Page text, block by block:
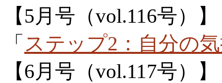
【5月号（vol.116号）】
「 ステップ2：自分の
【6月号（vol.117号）】